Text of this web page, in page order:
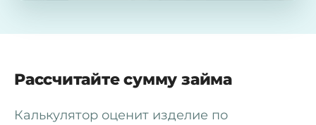
Рассчитайте сумму займа
Калькулятор оценит изделие по